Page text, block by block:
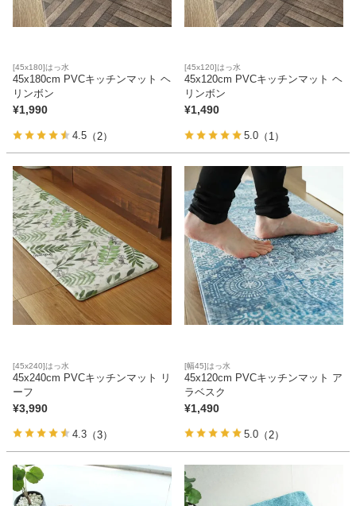
学習机
ホームオフィス
寝具
ファブリック
カーテン
[45x180]はっ水
45x180cm PVCキッチンマット ヘ
リンボン
¥1,990
4.5 （2）
[45x120]はっ水
45x120cm PVCキッチンマット ヘ
リンボン
¥1,490
5.0 （1）
[45x240]はっ水
45x240cm PVCキッチンマット リ
ーフ
¥3,990
4.3 （3）
[幅45]はっ水
45x120cm PVCキッチンマット ア
ラベスク
¥1,490
5.0 （2）